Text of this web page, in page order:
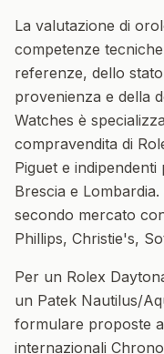
La valutazione di
competenze
referenze, dello
provenienza e della
Watches è
compravendita di
Piguet e
Brescia e
secondo mercato
Phillips, Christie's,
Per un Rolex
un Patek Nautilus/
formulare proposte
internazionali